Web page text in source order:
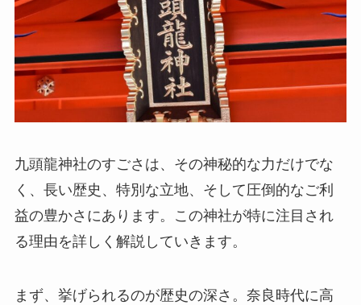
九頭龍神社のすごさは、その神秘的な力だけでな
く、長い歴史、特別な立地、そして圧倒的なご利
益の豊かさにあります。この神社が特に注目され
る理由を詳しく解説していきます。
まず、挙げられるのが歴史の深さ。奈良時代に高